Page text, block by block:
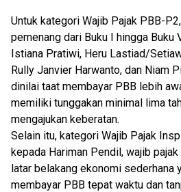
Untuk kategori Wajib Pajak PBB-
pemenang dari Buku I hingga Buku
Istiana Pratiwi, Heru Lastiad/
Rully Janvier Harwanto, dan Niam
dinilai taat membayar PBB lebih
memiliki tunggakan minimal lima
mengajukan keberatan.
Selain itu, kategori Wajib Pajak
kepada Hariman Pendil, wajib
latar belakang ekonomi sederhana
membayar PBB tepat waktu dan